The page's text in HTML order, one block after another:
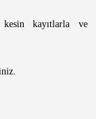
kesin kayıtlarla ve